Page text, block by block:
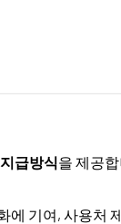
급방식을 제공
에 기여, 사용처